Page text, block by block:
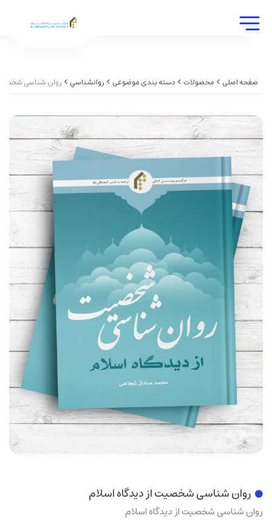
صفحه اصلی محصولات دسته بندی موضوعی روانشناسي روان شناسی شخصیت
روان شناسی شخصیت از دیدگاه اسلام
روان شناسی شخصیت از دیدگاه اسلام